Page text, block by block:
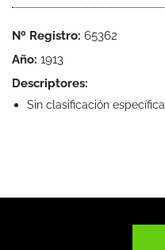
Nº Registro: 65362
Año: 1913
Descriptores:
Sin clasificación específica